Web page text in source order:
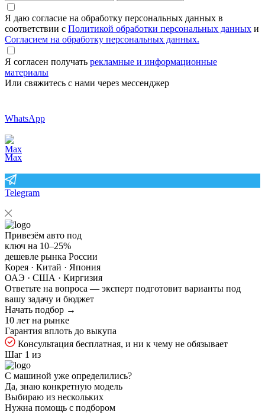
Я даю согласие на обработку персональных данных в
соответствии с Политикой обработки персональных данных и
Согласием на обработку персональных данных.
Я согласен получать рекламные и информационные
материалы
Или свяжитесь с нами через мессенджер
WhatsApp
Max
Telegram
Привезём авто под
ключ на 10–25%
дешевле рынка России
Корея · Китай · Япония
ОАЭ · США · Киргизия
Ответьте на вопроса — эксперт подготовит варианты под
вашу задачу и бюджет
Начать подбор →
10 лет на рынке
Гарантия вплоть до выкупа
Консультация бесплатная, и ни к чему не обязывает
Шаг 1 из
С машиной уже определились?
Да, знаю конкретную модель
Выбираю из нескольких
Нужна помощь с подбором